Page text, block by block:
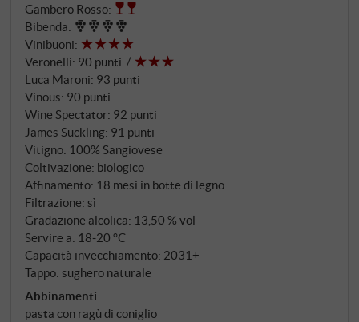
biologico autentico e piacevolmente elegante,
proveniente dal cuore della regione di
Montepulciano e pronto da bere da giovane.
SUPERIORE.DE
Gambero Rosso:
Bibenda:
Vinibuoni:
Veronelli: 90 punti
Luca Maroni: 93 punti
Vinous: 90 punti
Wine Spectator: 92 punti
James Suckling: 91 punti
Vitigno: 100% Sangiovese
Coltivazione: biologico
Affinamento: 18 mesi in botte di legno
Filtrazione: sì
Gradazione alcolica: 13,50 % vol
Servire a: 18‑20 °C
Capacità invecchiamento: 2031+
Tappo: sughero naturale
Abbinamenti
pasta con ragù di coniglio